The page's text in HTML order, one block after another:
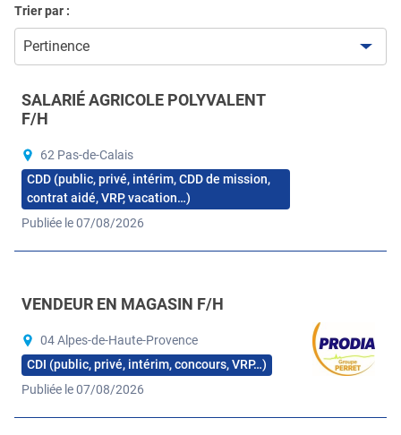
Trier par :
Pertinence
SALARIÉ AGRICOLE POLYVALENT
F/H
62 Pas-de-Calais
CDD (public, privé, intérim, CDD de mission,
contrat aidé, VRP, vacation…)
Publiée le 07/08/2026
VENDEUR EN MAGASIN F/H
04 Alpes-de-Haute-Provence
CDI (public, privé, intérim, concours, VRP…)
Publiée le 07/08/2026